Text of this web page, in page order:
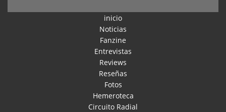
inicio
Noticias
Fanzine
Entrevistas
Reviews
Reseñas
Fotos
Hemeroteca
Circuito Radial